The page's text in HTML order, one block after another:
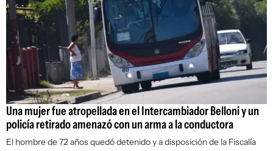
Una mujer fue atropellada en el Intercambiador Belloni y un
policía retirado amenazó con un arma a la conductora
El hombre de 72 años quedó detenido y a disposición de la Fiscalía